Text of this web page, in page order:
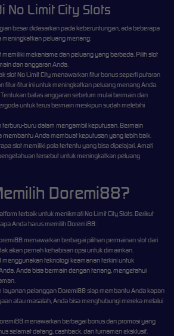
No Limit City Slots
besar didasarkan pada keberuntungan, ada beberapa
peluang menang:
memiliki mekanisme dan peluang yang berbeda. Pilih slot
dan anggaran Anda.
slot No Limit City menawarkan fitur bonus seperti putaran
fitur-fitur ini untuk meningkatkan peluang menang Anda.
Tentukan batas anggaran sebelum mulai bermain dan
untuk terus bermain meskipun sudah melebihi
terburu-buru dalam mengambil keputusan. Bermain
membantu Anda membuat keputusan yang lebih baik.
slot memiliki pola tertentu yang bisa dipelajari. Amati
tersebut untuk meningkatkan peluang
Doremi88?
terbaik untuk menikmati No Limit City Slots. Berikut
Anda harus memilih Doremi88:
menawarkan berbagai pilihan permainan slot dari
akan pernah kehabisan opsi untuk dimainkan.
teknologi keamanan terkini untuk
Anda bisa bermain dengan tenang, mengetahui
layanan pelanggan Doremi88 siap membantu Anda kapan
atau masalah, Anda bisa menghubungi mereka melalui
menawarkan berbagai bonus dan promosi yang
selamat datang, cashback, dan turnamen eksklusif.